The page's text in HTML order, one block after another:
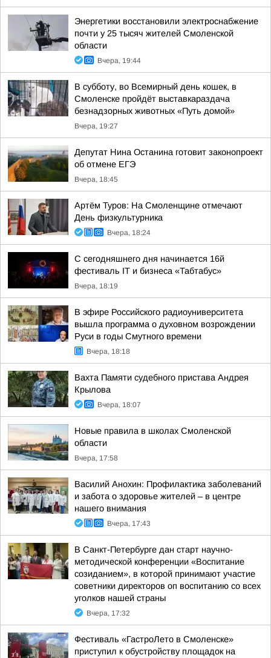
Энергетики восстановили электроснабжение
почти у 25 тысяч жителей Смоленской
области
Вчера, 19:44
В субботу, во Всемирный день кошек, в
Смоленске пройдёт выставкараздача
безнадзорных животных «Путь домой»
Вчера, 19:27
Депутат Нина Останина готовит законопроект
об отмене ЕГЭ
Вчера, 18:45
Артём Туров: На Смоленщине отмечают
День физкультурника
Вчера, 18:24
С сегодняшнего дня начинается 16й
фестиваль IT и бизнеса «Табтабус»
Вчера, 18:19
В эфире Российского радиоуниверситета
вышла программа о духовном возрождении
Руси в годы Смутного времени
Вчера, 18:18
Вахта Памяти судебного пристава Андрея
Крылова
Вчера, 18:07
Новые правила в школах Смоленской
области
Вчера, 17:58
Василий Анохин: Профилактика заболеваний
и забота о здоровье жителей – в центре
нашего внимания
Вчера, 17:43
В Санкт-Петербурге дан старт научно-
методической конференции «Воспитание
созиданием», в которой принимают участие
советники директоров оп воспитанию со всех
уголков нашей страны
Вчера, 17:32
Фестиваль «ГастроЛето в Смоленске»
приступил к обустройству площадок на